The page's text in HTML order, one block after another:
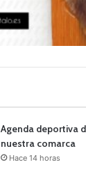
Agenda deportiva
nuestra comarca
Hace 14 horas